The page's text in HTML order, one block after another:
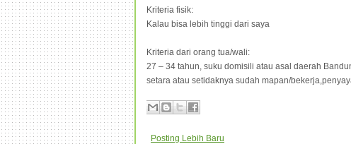
Kriteria fisik:
Kalau bisa lebih tinggi dari saya
Kriteria dari orang tua/wali:
27 – 34 tahun, suku domisili atau asal daerah
setara atau setidaknya sudah mapan/
Posting Lebih Baru